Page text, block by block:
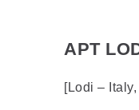
APT
[Lodi –